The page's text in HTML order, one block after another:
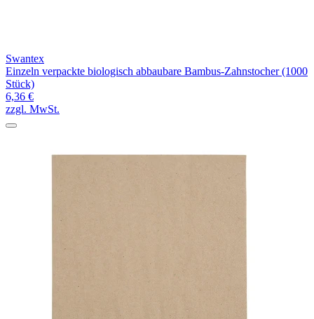
Swantex
Einzeln verpackte biologisch abbaubare Bambus-Zahnstocher (1000
Stück)
6,36 €
zzgl. MwSt.